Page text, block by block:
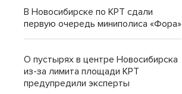
В Новосибирске по КРТ сдали
первую очередь миниполиса «Фора»
О пустырях в центре Новосибирска
из-за лимита площади КРТ
предупредили эксперты